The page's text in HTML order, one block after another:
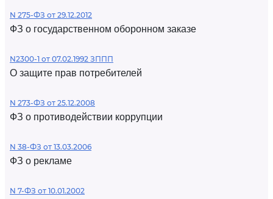
N 275-ФЗ от 29.12.2012
ФЗ о государственном оборонном заказе
N2300-1 от 07.02.1992 ЗППП
О защите прав потребителей
N 273-ФЗ от 25.12.2008
ФЗ о противодействии коррупции
N 38-ФЗ от 13.03.2006
ФЗ о рекламе
N 7-ФЗ от 10.01.2002